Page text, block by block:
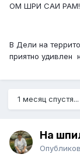
ОМ ШРИ САИ РАМ!
В Дели на
приятно
1 месяц спустя...
На